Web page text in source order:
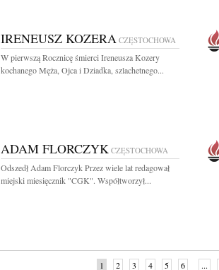
IRENEUSZ KOZERA CZĘSTOCHOWA
W pierwszą Rocznicę śmierci Ireneusza Kozery
kochanego Męża, Ojca i Dziadka, szlachetnego...
ADAM FLORCZYK CZĘSTOCHOWA
Odszedł Adam Florczyk Przez wiele lat redagował
miejski miesięcznik "CGK". Współtworzył...
1 2 3 4 5 6 ...